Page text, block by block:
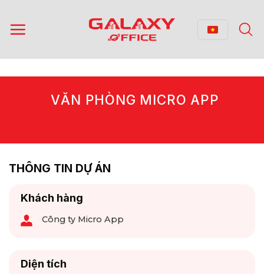
qua
nội
VĂN PHÒNG MICRO APP
THÔNG TIN DỰ ÁN
Khách hàng
Công ty Micro App
Diện tích